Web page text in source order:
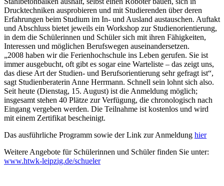
Drucktechniken ausprobieren und mit Studierenden über deren
Erfahrungen beim Studium im In- und Ausland austauschen. Auftakt
und Abschluss bietet jeweils ein Workshop zur Studienorientierung,
in dem die Schülerinnen und Schüler sich mit ihren Fähigkeiten,
Interessen und möglichen Berufswegen auseinandersetzen.
„2008 haben wir die Ferienhochschule ins Leben gerufen. Sie ist
immer ausgebucht, oft gibt es sogar eine Warteliste – das zeigt uns,
das diese Art der Studien- und Berufsorientierung sehr gefragt ist“,
sagt Studienberaterin Anne Herrmann. Schnell sein lohnt sich also.
Seit heute (Dienstag, 15. August) ist die Anmeldung möglich;
insgesamt stehen 40 Plätze zur Verfügung, die chronologisch nach
Eingang vergeben werden. Die Teilnahme ist kostenlos und wird
mit einem Zertifikat bescheinigt.
Das ausführliche Programm sowie der Link zur Anmeldung hier
Weitere Angebote für Schülerinnen und Schüler finden Sie unter:
www.htwk-leipzig.de/schueler